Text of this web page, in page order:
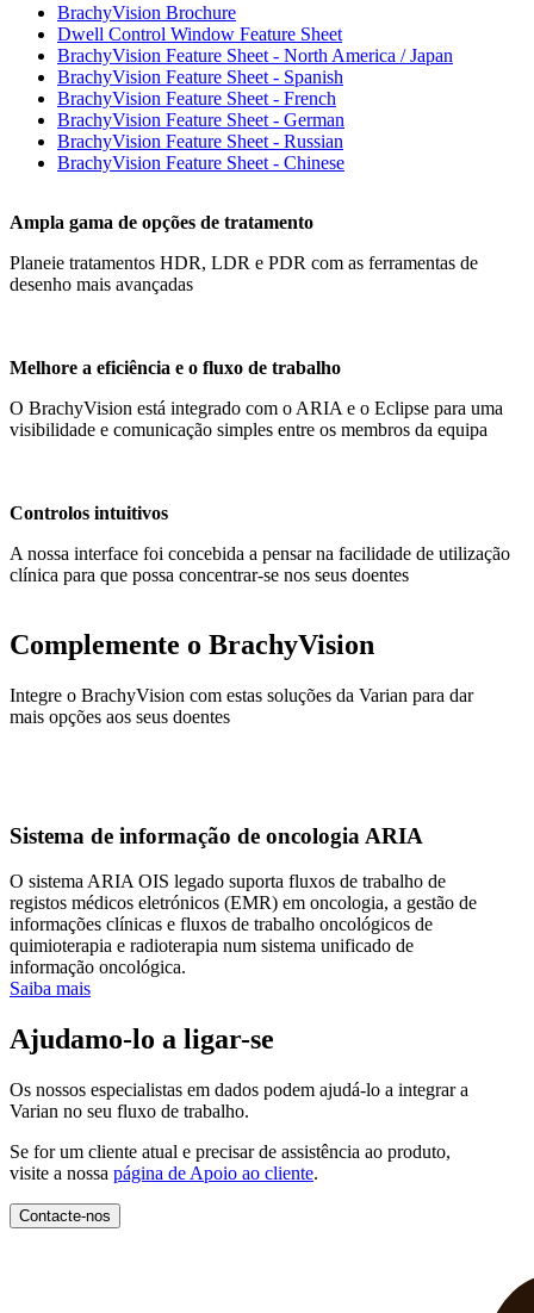
BrachyVision Brochure
Dwell Control Window Feature Sheet
BrachyVision Feature Sheet - North America / Japan
BrachyVision Feature Sheet - Spanish
BrachyVision Feature Sheet - French
BrachyVision Feature Sheet - German
BrachyVision Feature Sheet - Russian
BrachyVision Feature Sheet - Chinese
Ampla gama de opções de tratamento
Planeie tratamentos HDR, LDR e PDR com as ferramentas de
desenho mais avançadas
Melhore a eficiência e o fluxo de trabalho
O BrachyVision está integrado com o ARIA e o Eclipse para uma
visibilidade e comunicação simples entre os membros da equipa
Controlos intuitivos
A nossa interface foi concebida a pensar na facilidade de utilização
clínica para que possa concentrar-se nos seus doentes
Complemente o BrachyVision
Integre o BrachyVision com estas soluções da Varian para dar
mais opções aos seus doentes
Sistema de informação de oncologia ARIA
O sistema ARIA OIS legado suporta fluxos de trabalho de
registos médicos eletrónicos (EMR) em oncologia, a gestão de
informações clínicas e fluxos de trabalho oncológicos de
quimioterapia e radioterapia num sistema unificado de
informação oncológica.
Saiba mais
Ajudamo-lo a ligar-se
Os nossos especialistas em dados podem ajudá-lo a integrar a
Varian no seu fluxo de trabalho.
Se for um cliente atual e precisar de assistência ao produto,
visite a nossa página de Apoio ao cliente.
Contacte-nos